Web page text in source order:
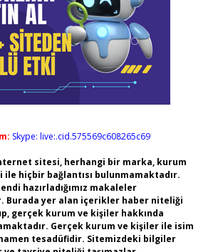
Skype: live:.cid.575569c608265c69
sitesi, herhangi bir marka, kurum
ile hiçbir bağlantısı bulunmamaktadır.
hazırladığımız makaleler
Burada yer alan içerikler haber niteliği
gerçek kurum ve kişiler hakkında
Gerçek kurum ve kişiler ile isim
tesadüfidir. Sitemizdeki bilgiler